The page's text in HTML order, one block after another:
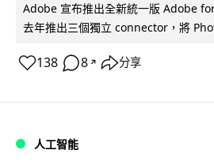
Adobe 宣布推出全新統一版 Adobe
去年推出三個獨立 connector，將
138 8 ↗ 分享
人工智能